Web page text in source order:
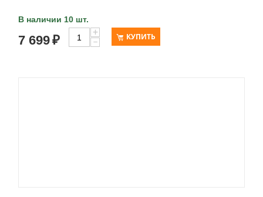
В наличии 10 шт.
7 699₽
+
−
КУПИТЬ